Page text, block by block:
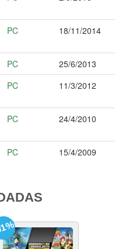
PC 18/11/2014
PC
25/6/2013
PC 11/3/2012
PC 24/4/2010
PC 15/4/2009